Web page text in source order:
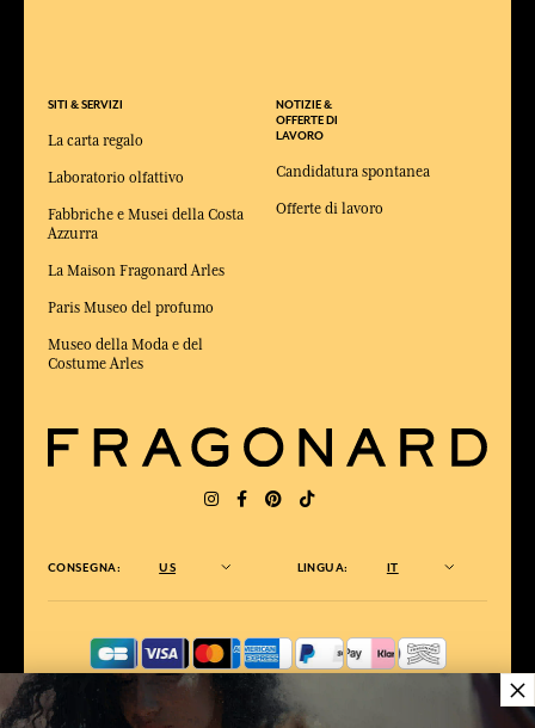
SITI & SERVIZI
La carta regalo
Laboratorio olfattivo
Fabbriche e Musei della Costa
Azzurra
La Maison Fragonard Arles
Paris Museo del profumo
Museo della Moda e del
Costume Arles
NOTIZIE &
OFFERTE DI
LAVORO
Candidatura spontanea
Offerte di lavoro
CONSEGNA: US LINGUA: IT
ELETTO MIGLIOR SITO DI COMMERCIO
×